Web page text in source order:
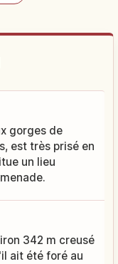
gorges de
est très prisé en
un lieu
342 m creusé
ait été foré au